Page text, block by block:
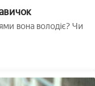
вона володіє? Чи